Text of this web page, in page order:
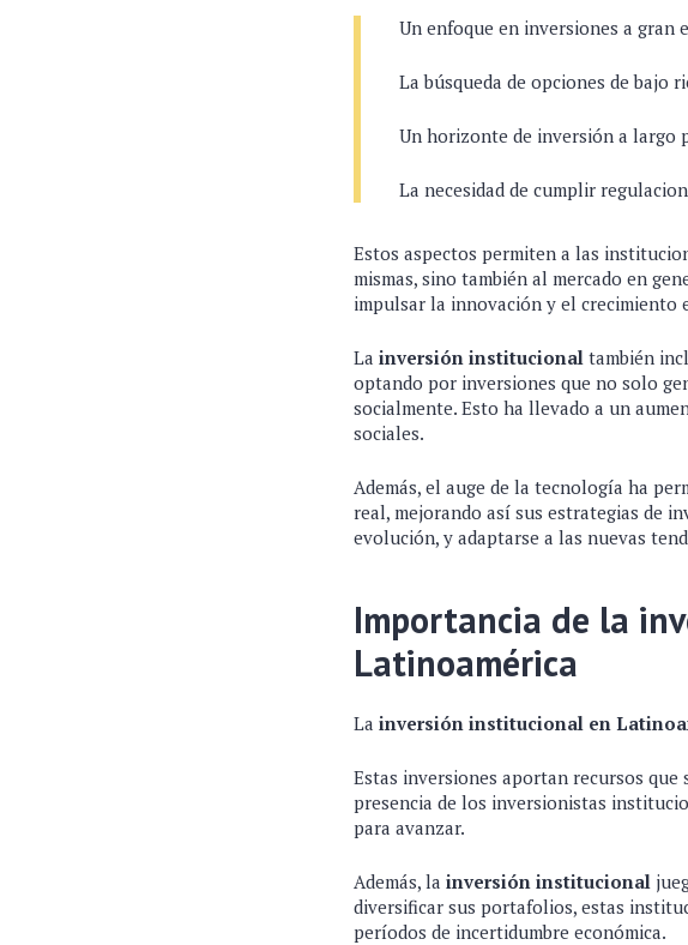
Un enfoque en inversiones a gran
La búsqueda de opciones de bajo
Un horizonte de inversión a largo
La necesidad de cumplir
Estos aspectos permiten a las
mismas, sino también al mercado en
impulsar la innovación y el crecimiento
La inversión institucional también
optando por inversiones que no solo
socialmente. Esto ha llevado a un
sociales.
Además, el auge de la tecnología ha
real, mejorando así sus estrategias de
evolución, y adaptarse a las nuevas
Importancia de la
Latinoamérica
La inversión institucional en
Estas inversiones aportan recursos que
presencia de los inversionistas
para avanzar.
Además, la inversión institucional
diversificar sus portafolios, estas
períodos de incertidumbre económica.